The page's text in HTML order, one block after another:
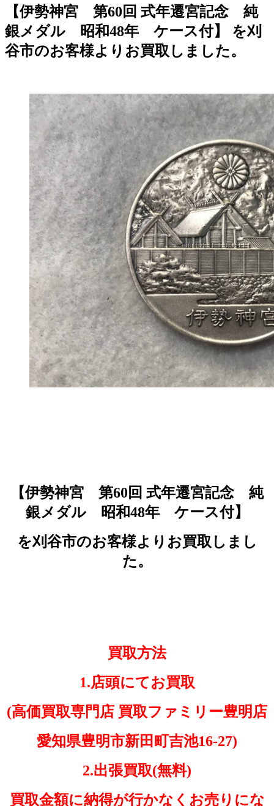
【伊勢神宮 第60回 式年遷宮記念 純
銀メダル 昭和48年 ケース付】 を刈
谷市のお客様よりお買取しました。
【伊勢神宮 第60回 式年遷宮記念 純
銀メダル 昭和48年 ケース付】
を刈谷市のお客様よりお買取しまし
た。
買取方法
1.店頭にてお買取
(高価買取専門店 買取ファミリー豊明店
愛知県豊明市新田町吉池16-27)
2.出張買取(無料)
買取金額に納得が行かなくお売りにな